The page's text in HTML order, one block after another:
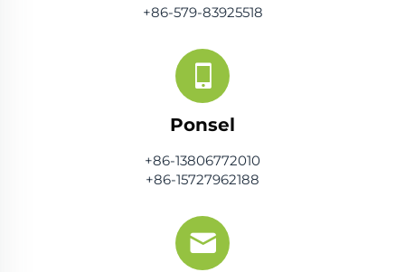
+86-579-83925518
Ponsel
+86-13806772010
+86-15727962188